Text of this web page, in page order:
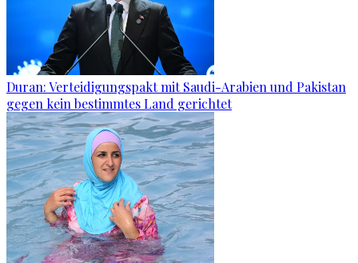
Duran: Verteidigungspakt mit Saudi-Arabien und Pakistan
gegen kein bestimmtes Land gerichtet